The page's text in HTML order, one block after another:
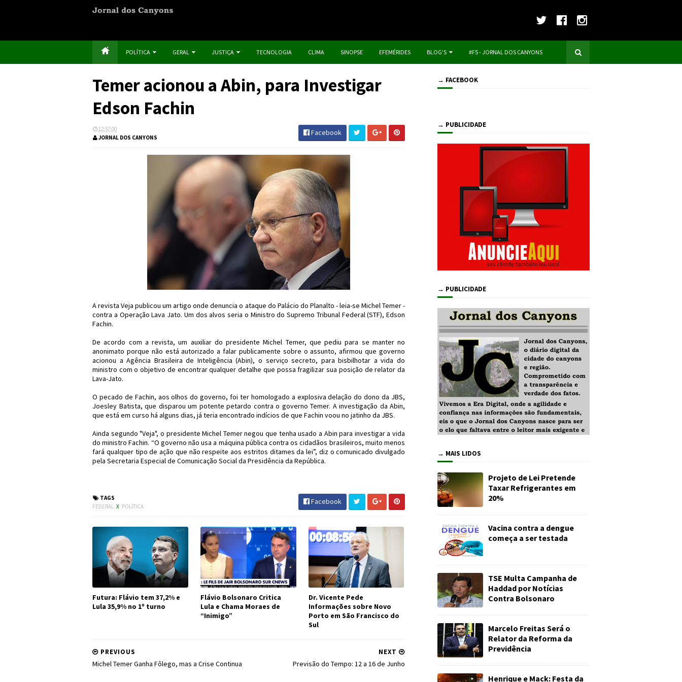
POLÍTICA GERAL JUSTIÇA TECNOLOGIA CLIMA SINOPSE EFEMÉRIDES BLOG'S #F5 - JORNAL DOS CANYONS
Temer acionou a Abin, para Investigar
Edson Fachin
12:57:00
JORNAL DOS CANYONS
Facebook
A revista Veja publicou um artigo onde denuncia o ataque do Palácio do Planalto - leia-se Michel Temer -
contra a Operação Lava Jato. Um dos alvos seria o Ministro do Supremo Tribunal Federal (STF), Edson
Fachin.
De acordo com a revista, um auxiliar do presidente Michel Temer, que pediu para se manter no
anonimato porque não está autorizado a falar publicamente sobre o assunto, afirmou que governo
acionou a Agência Brasileira de Inteligência (Abin), o serviço secreto, para bisbilhotar a vida do
ministro com o objetivo de encontrar qualquer detalhe que possa fragilizar sua posição de relator da
Lava-Jato.
O pecado de Fachin, aos olhos do governo, foi ter homologado a explosiva delação do dono da JBS,
Joesley Batista, que disparou um potente petardo contra o governo Temer. A investigação da Abin,
que está em curso há alguns dias, já teria encontrado indícios de que Fachin voou no jatinho da JBS.
Ainda segundo "Veja", o presidente Michel Temer negou que tenha usado a Abin para investigar a vida
do ministro Fachin. “O governo não usa a máquina pública contra os cidadãos brasileiros, muito menos
fará qualquer tipo de ação que não respeite aos estritos ditames da lei”, diz o comunicado divulgado
pela Secretaria Especial de Comunicação Social da Presidência da República.
TAGS
FEDERAL X POLÍTICA
Facebook
Futura: Flávio tem 37,2% e
Lula 35,9% no 1º turno
Flávio Bolsonaro Critica
Lula e Chama Moraes de
“Inimigo”
Dr. Vicente Pede
Informações sobre Novo
Porto em São Francisco do
Sul
NEXT
Previsão do Tempo: 12 a 16 de Junho
PREVIOUS
Michel Temer Ganha Fôlego, mas a Crise Continua
→ FACEBOOK
→ PUBLICIDADE
→ PUBLICIDADE
→ MAIS LIDOS
Projeto de Lei Pretende
Taxar Refrigerantes em
20%
Vacina contra a dengue
começa a ser testada
TSE Multa Campanha de
Haddad por Notícias
Contra Bolsonaro
Marcelo Freitas Será o
Relator da Reforma da
Previdência
Henrique e Mack: Festa da